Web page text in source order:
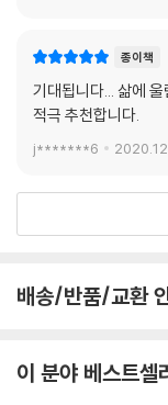
종이책
기대됩니다... 삶에
적극 추천합니다.
j*******6
배송/반품/교환
이 분야 베스트셀